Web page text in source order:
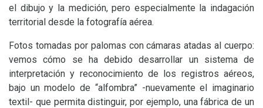
el dibujo y la medición, pero especialmente la indagación
territorial desde la fotografía aérea.
Fotos tomadas por palomas con cámaras atadas al cuerpo:
vemos cómo se ha debido desarrollar un sistema de
interpretación y reconocimiento de los registros aéreos,
bajo un modelo de “alfombra” -nuevamente el imaginario
textil- que permita distinguir, por ejemplo, una fábrica de un